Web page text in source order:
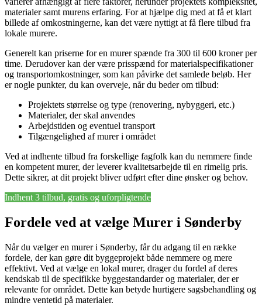
materialer samt murens erfaring. For at hjælpe dig med at få et klart
billede af omkostningerne, kan det være nyttigt at få flere tilbud fra
lokale murere.
Generelt kan priserne for en murer spænde fra 300 til 600 kroner per
time. Derudover kan der være prisspænd for materialspecifikationer
og transportomkostninger, som kan påvirke det samlede beløb. Her
er nogle punkter, du kan overveje, når du beder om tilbud:
Projektets størrelse og type (renovering, nybyggeri, etc.)
Materialer, der skal anvendes
Arbejdstiden og eventuel transport
Tilgængelighed af murer i området
Ved at indhente tilbud fra forskellige fagfolk kan du nemmere finde
en kompetent murer, der leverer kvalitetsarbejde til en rimelig pris.
Dette sikrer, at dit projekt bliver udført efter dine ønsker og behov.
Indhent 3 tilbud, gratis og uforpligtende
Fordele ved at vælge Murer i Sønderby
Når du vælger en murer i Sønderby, får du adgang til en række
fordele, der kan gøre dit byggeprojekt både nemmere og mere
effektivt. Ved at vælge en lokal murer, drager du fordel af deres
kendskab til de specifikke byggestandarder og materialer, der er
relevante for området. Dette kan betyde hurtigere sagsbehandling og
mindre ventetid på materialer.